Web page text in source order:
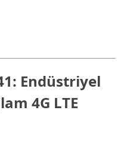
Endüstriyel
4G LTE